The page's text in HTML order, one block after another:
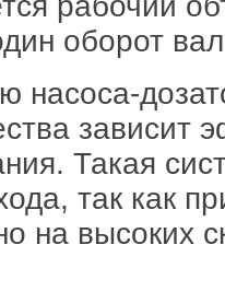
оборот
насоса-
зависит
Такая
так как
на высоких